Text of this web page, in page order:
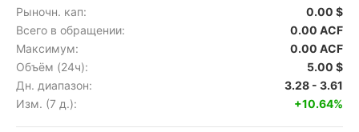
Рыночн. кап:
0.00 $
Всего в обращении:
0.00 ACF
Максимум:
0.00 ACF
Объём (24ч):
5.00 $
Дн. диапазон:
3.28 - 3.61
Изм. (7 д.):
+10.64%